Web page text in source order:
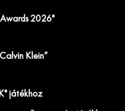
Awards 2026"
Klein”
játékhoz